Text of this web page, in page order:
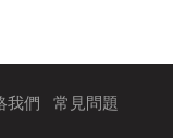
我們 常見問題